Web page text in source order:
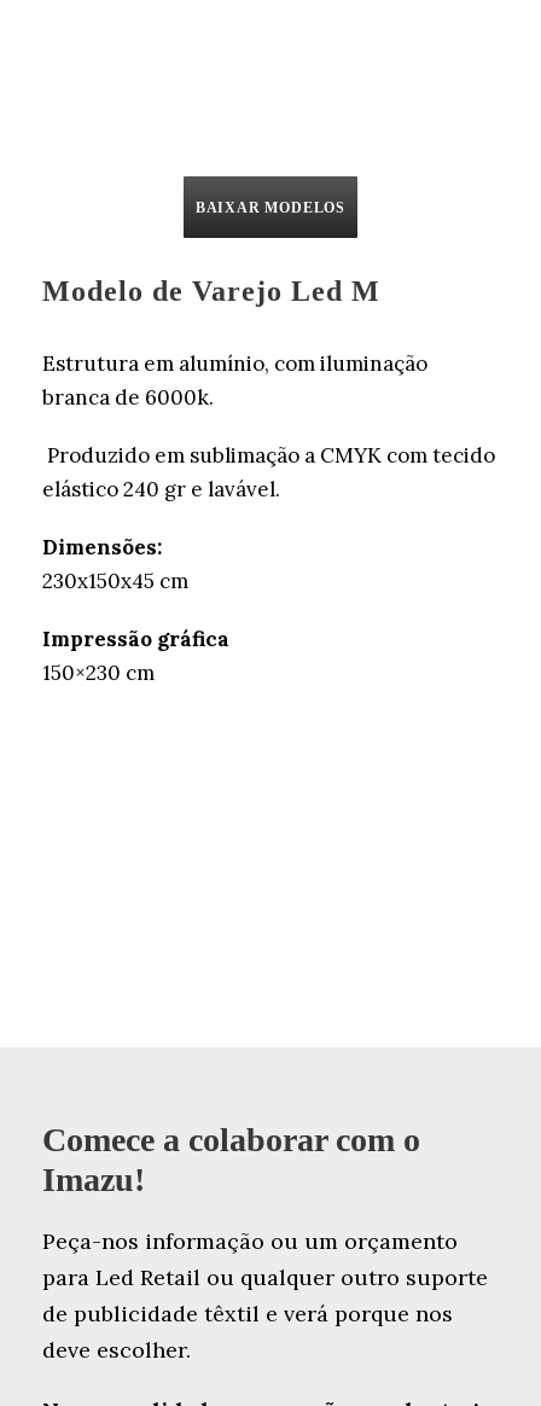
BAIXAR MODELOS
Modelo de Varejo Led M
Estrutura em alumínio, com iluminação
branca de 6000k.
Produzido em sublimação a CMYK com tecido
elástico 240 gr e lavável.
Dimensões:
230x150x45 cm
Impressão gráfica
150×230 cm
Comece a colaborar com o
Imazu!
Peça-nos informação ou um orçamento
para Led Retail ou qualquer outro suporte
de publicidade têxtil e verá porque nos
deve escolher.